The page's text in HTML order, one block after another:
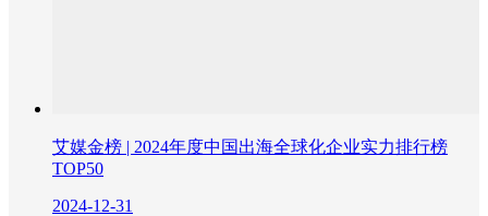
艾媒金榜 | 2024年度中国出海全球化企业实力排行榜
TOP50
2024-12-31